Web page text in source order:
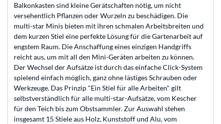
Balkonkasten sind kleine Gerätschaften nötig, um nicht
versehentlich Pflanzen oder Wurzeln zu beschädigen. Die
multi-star Minis bieten mit ihren schmalen Arbeitsbreiten und
dem kurzen Stiel eine perfekte Lösung für die Gartenarbeit auf
engstem Raum. Die Anschaffung eines einzigen Handgriffs
reicht aus, um mit all den Mini-Geräten arbeiten zu können.
Der Wechsel der Aufsätze ist durch das einfache Click-System
spielend einfach möglich, ganz ohne lästiges Schrauben oder
Werkzeuge. Das Prinzip "Ein Stiel für alle Arbeiten" gilt
selbstverständlich für alle multi-star-Aufsätze, vom Kescher
für den Teich bis zum Obstsammler. Zur Auswahl stehen
insgesamt 15 Stiele aus Holz, Kunststoff und Alu, vom